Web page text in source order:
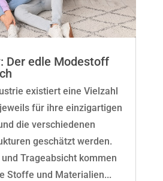
Der edle Modestoff
existiert eine Vielzahl
für ihre einzigartigen
die verschiedenen
geschätzt werden.
Trageabsicht kommen
Stoffe und Materialien...